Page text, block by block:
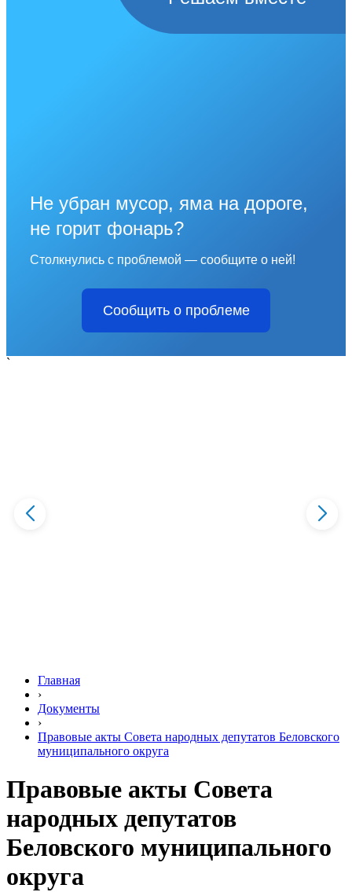
Не убран мусор, яма на дороге,
не горит фонарь?
Столкнулись с проблемой — сообщите о ней!
Сообщить о проблеме
`
Главная
›
Документы
›
Правовые акты Совета народных депутатов Беловского
муниципального округа
Правовые акты Совета
народных депутатов
Беловского муниципального
округа